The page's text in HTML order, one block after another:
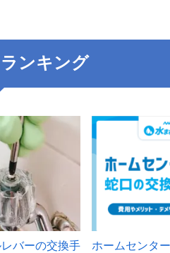
ンキング
バーの交換手
ホームセンタ